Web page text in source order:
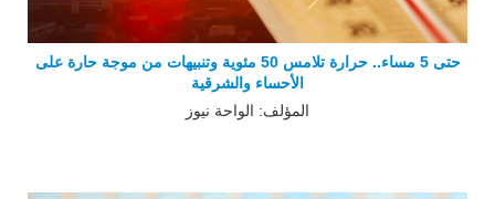
حتى 5 مساء.. حرارة تلامس 50 مئوية وتنبيهات من موجة حارة على
الأحساء والشرقية
المؤلف: الواحة نيوز